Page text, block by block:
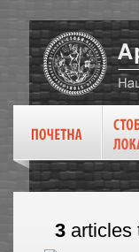
3 articles